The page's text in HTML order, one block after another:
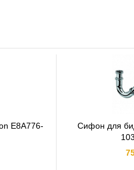
E8A776-
Сифон для